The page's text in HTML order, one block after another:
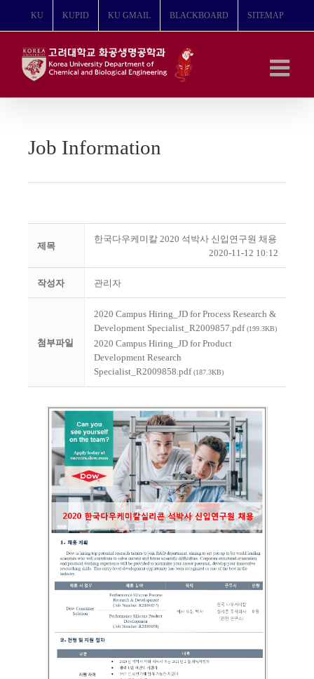
뛰
KU KUPID KU GMAIL BLACKBOARD SITEMAP
Job Information
제목
한국다우케미칼 2020 석박사 신입연구원 채용
2020-11-12 10:12
작성자 관리자
첨부파일
2020 Campus Hiring_JD for Process Research &
Development Specialist_R2009857.pdf(199.3KB)
2020 Campus Hiring_JD for Product
Development Research
Specialist_R2009858.pdf(187.3KB)